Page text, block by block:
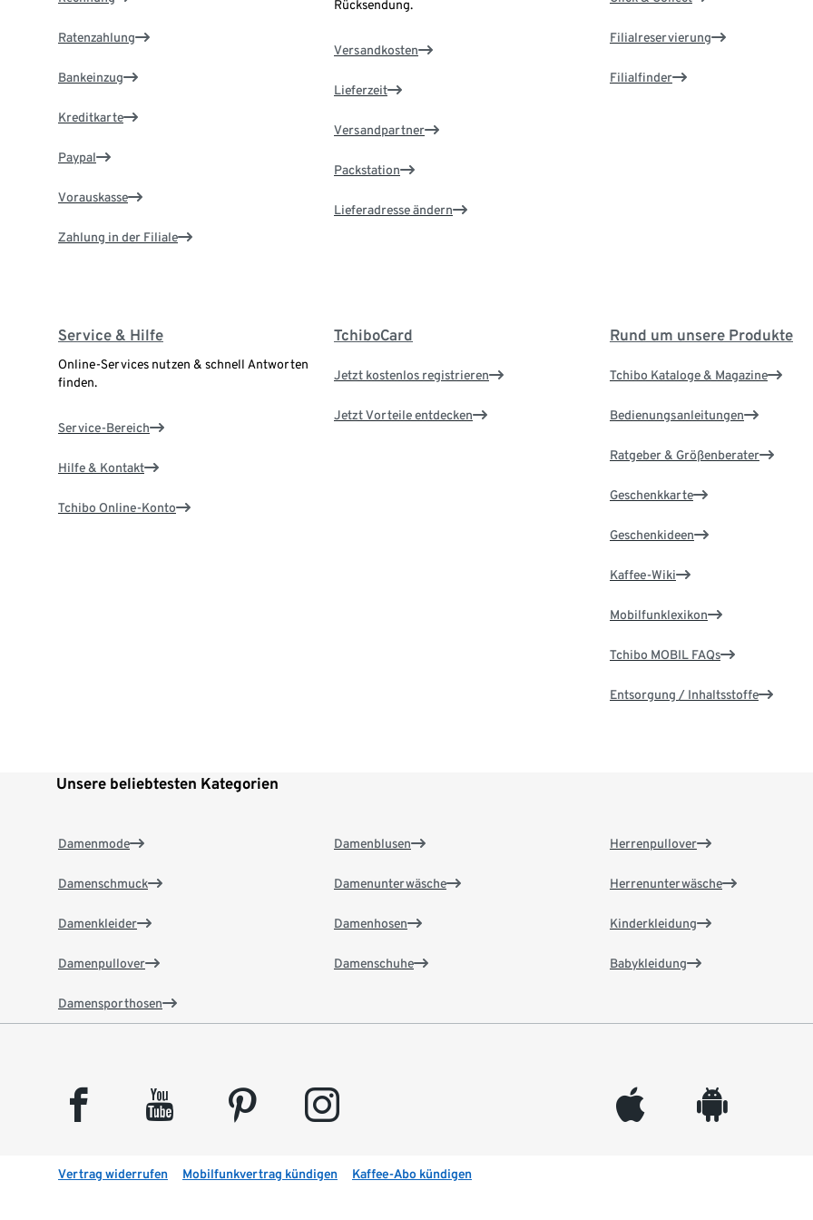
Ratenzahlung
Bankeinzug
Kreditkarte
Paypal
Vorauskasse
Zahlung in der Filiale
Rücksendung.
Versandkosten
Lieferzeit
Versandpartner
Packstation
Lieferadresse ändern
Filialreservierung
Filialfinder
Service & Hilfe
Online-Services nutzen & schnell Antworten
finden.
Service-Bereich
Hilfe & Kontakt
Tchibo Online-Konto
TchiboCard
Jetzt kostenlos registrieren
Jetzt Vorteile entdecken
Rund um unsere Produkte
Tchibo Kataloge & Magazine
Bedienungsanleitungen
Ratgeber & Größenberater
Geschenkkarte
Geschenkideen
Kaffee-Wiki
Mobilfunklexikon
Tchibo MOBIL FAQs
Entsorgung / Inhaltsstoffe
Unsere beliebtesten Kategorien
Damenmode
Damenschmuck
Damenkleider
Damenpullover
Damensporthosen
Damenblusen
Damenunterwäsche
Damenhosen
Damenschuhe
Herrenpullover
Herrenunterwäsche
Kinderkleidung
Babykleidung
facebook youtube pinterest instagram appleinc android
Vertrag widerrufen Mobilfunkvertrag kündigen Kaffee-Abo kündigen